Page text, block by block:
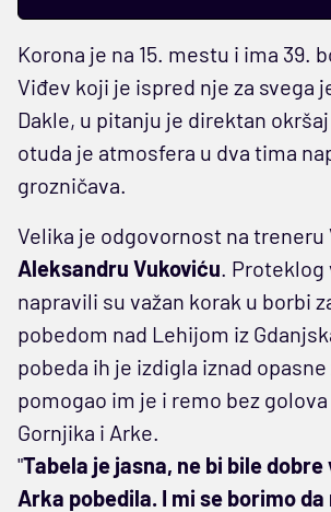
Korona je na 15. mestu i ima 39.
Viđev koji je ispred nje za svega
Dakle, u pitanju je direktan
otuda je atmosfera u dva tima
grozničava.
Velika je odgovornost na treneru
Aleksandru Vukoviću. Proteklog
napravili su važan korak u borbi
pobedom nad Lehijom iz
pobeda ih je izdigla iznad opasne
pomogao im je i remo bez
Gornjika i Arke.
"Tabela je jasna, ne bi bile dobre
Arka pobedila. I mi se borimo da